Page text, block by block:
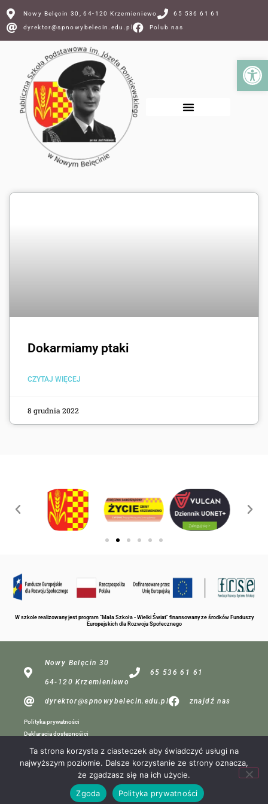
Nowy Belęcin 30, 64-120 Krzemieniewo 65 536 61 61
dyrektor@spnowybelecin.edu.pl Polub nas
Dokarmiamy ptaki
CZYTAJ WIĘCEJ
8 grudnia 2022
W szkole realizowany jest program "Mała Szkoła - Wielki Świat" finansowany ze środków Funduszy
Europejskich dla Rozwoju Społecznego
Nowy Belęcin 30
64-120 Krzemieniewo
65 536 61 61
dyrektor@spnowybelecin.edu.pl znajdź nas
Polityka prywatności
Deklaracja dostępnośici
dla redakcji
MP Komputery
Ta strona korzysta z ciasteczek aby świadczyć usługi na
najwyższym poziomie. Dalsze korzystanie ze strony oznacza,
że zgadzasz się na ich użycie.
Zgoda
Polityka prywatności